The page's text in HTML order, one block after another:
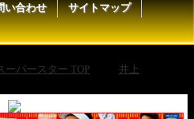
い合わせ
サイトマップ
パースター TOP
井上